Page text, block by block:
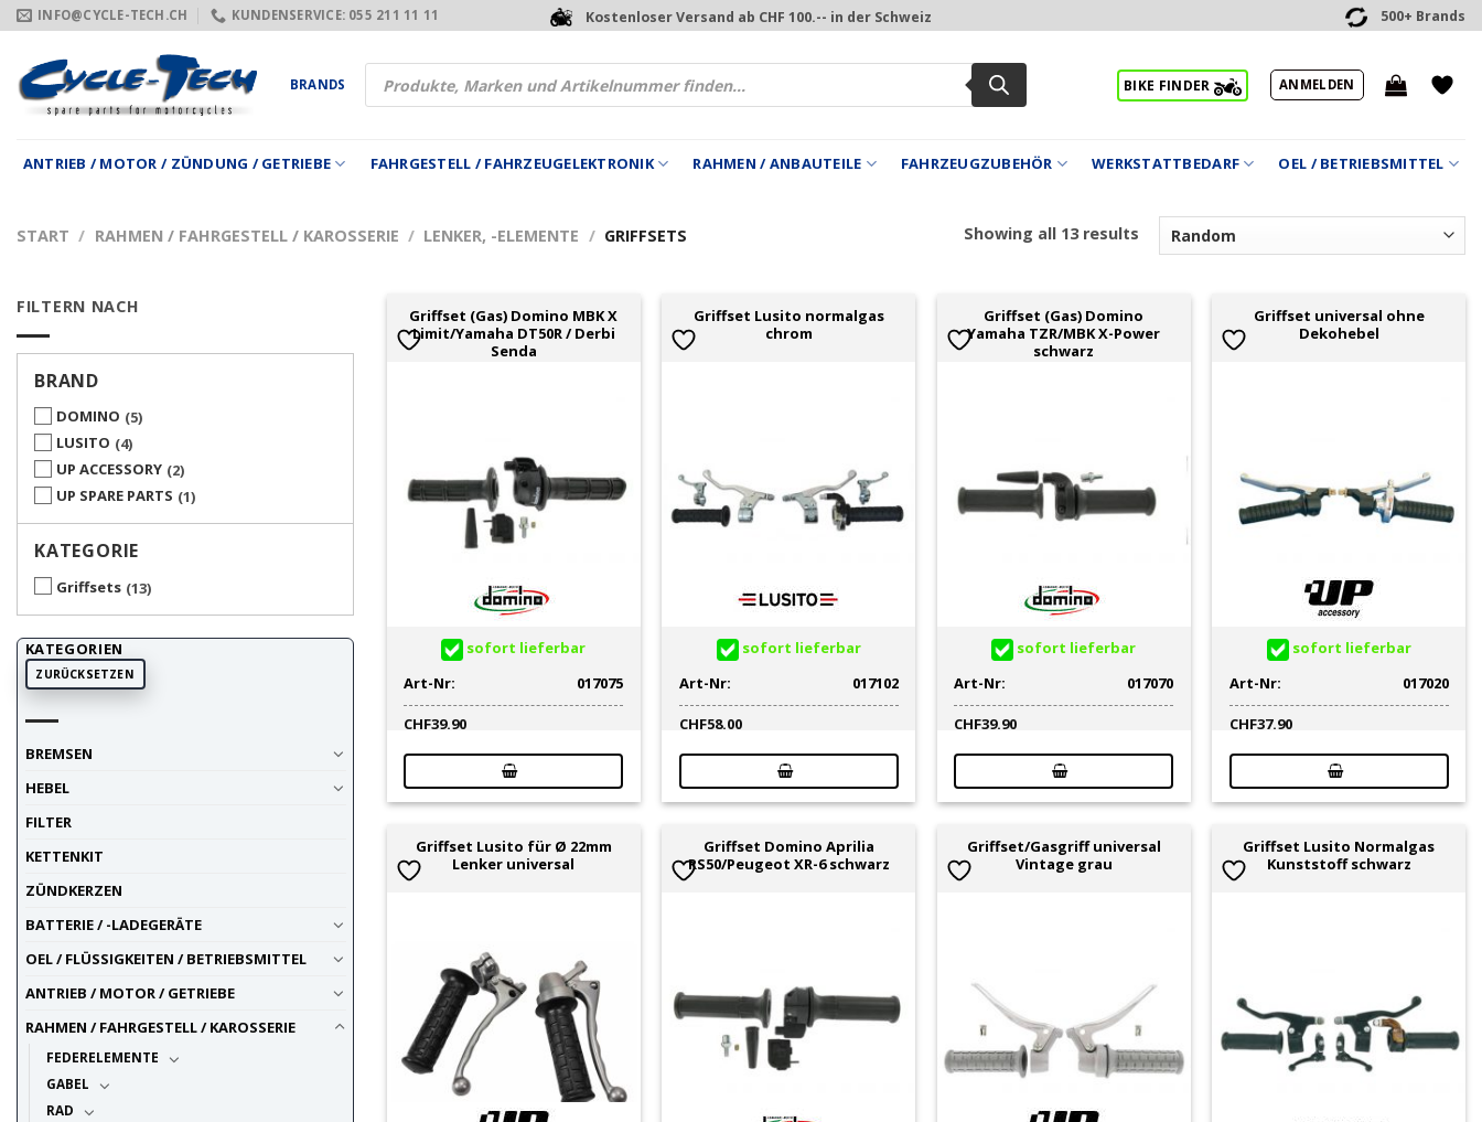
Zum
Inhalt
springen
INFO@CYCLE-TECH.CH KUNDENSERVICE: 055 211 11 11 Kostenloser Versand ab CHF 100.-- in der Schweiz 500+ Brands
BRANDS
Products
search
BIKE FINDER ANMELDEN
ANTRIEB / MOTOR / ZÜNDUNG / GETRIEBE FAHRGESTELL / FAHRZEUGELEKTRONIK RAHMEN / ANBAUTEILE FAHRZEUGZUBEHÖR WERKSTATTBEDARF OEL / BETRIEBSMITTEL
START / RAHMEN / FAHRGESTELL / KAROSSERIE / LENKER, -ELEMENTE / GRIFFSETS Showing all 13 results
FILTERN NACH
BRAND
DOMINO
5
LUSITO
4
UP ACCESSORY 2
UP SPARE PARTS 1
KATEGORIE
Griffsets 13
KATEGORIEN
ZURÜCKSETZEN
BREMSEN
HEBEL
FILTER
KETTENKIT
ZÜNDKERZEN
BATTERIE / -LADEGERÄTE
OEL / FLÜSSIGKEITEN / BETRIEBSMITTEL
ANTRIEB / MOTOR / GETRIEBE
RAHMEN / FAHRGESTELL / KAROSSERIE
FEDERELEMENTE
GABEL
RAD
Griffset (Gas) Domino MBK X
Limit/Yamaha DT50R / Derbi
Senda
sofort lieferbar
Art-Nr:
017075
CHF39.90
Griffset Lusito normalgas
chrom
sofort lieferbar
Art-Nr:
017102
CHF58.00
Griffset (Gas) Domino
Yamaha TZR/MBK X-Power
schwarz
sofort lieferbar
Art-Nr:
017070
CHF39.90
Griffset universal ohne
Dekohebel
sofort lieferbar
Art-Nr:
017020
CHF37.90
Griffset Lusito für Ø 22mm
Lenker universal
Griffset Domino Aprilia
RS50/Peugeot XR-6 schwarz
Griffset/Gasgriff universal
Vintage grau
Griffset Lusito Normalgas
Kunststoff schwarz